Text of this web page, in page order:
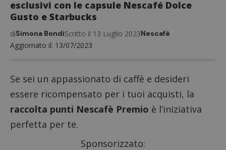
esclusivi con le capsule Nescafé Dolce
Gusto e Starbucks
Aggiornato il: 13/07/2023
diSimona BondiScritto il 13 Luglio 2023Nescafè
Se sei un appassionato di caffè e desideri
essere ricompensato per i tuoi acquisti, la
raccolta punti Nescafè Premio è l’iniziativa
perfetta per te.
Sponsorizzato: